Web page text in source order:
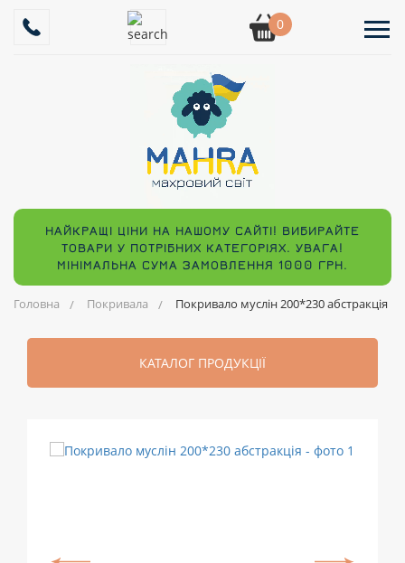
0
НАЙКРАЩІ ЦІНИ НА НАШОМУ САЙТІ! ВИБИРАЙТЕ
ТОВАРИ У ПОТРІБНИХ КАТЕГОРІЯХ. УВАГА!
МІНІМАЛЬНА СУМА ЗАМОВЛЕННЯ 1000 ГРН.
Головна Покривала Покривало муслін 200*230 абстракція
КАТАЛОГ ПРОДУКЦІЇ